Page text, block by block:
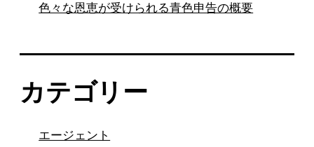
色々な恩恵が受けられる青色申告の概要
カテゴリー
エージェント